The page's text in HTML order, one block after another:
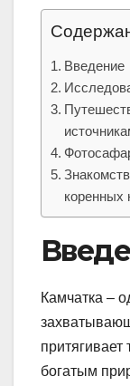
Введение
коренных
Камчатка –
притягивает
богатым